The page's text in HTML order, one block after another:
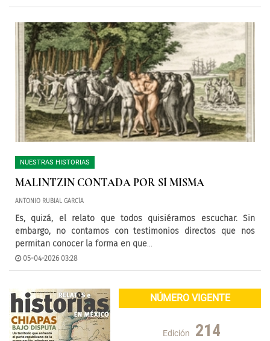
NUESTRAS HISTORIAS
MALINTZIN CONTADA POR SÍ MISMA
ANTONIO RUBIAL GARCÍA
Es, quizá, el relato que todos quisiéramos escuchar. Sin
embargo, no contamos con testimonios directos que nos
permitan conocer la forma en que...
05-04-2026 03:28
NÚMERO VIGENTE
Edición 214